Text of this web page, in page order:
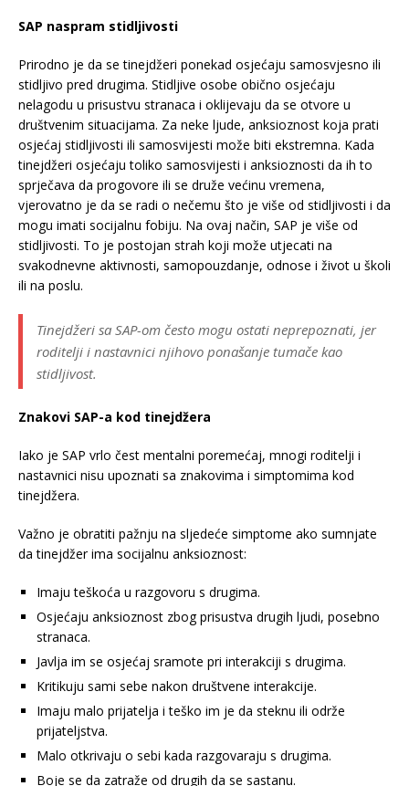
SAP naspram stidljivosti
Prirodno je da se tinejdžeri ponekad osjećaju samosvjesno ili
stidljivo pred drugima. Stidljive osobe obično osjećaju
nelagodu u prisustvu stranaca i oklijevaju da se otvore u
društvenim situacijama. Za neke ljude, anksioznost koja prati
osjećaj stidljivosti ili samosvijesti može biti ekstremna. Kada
tinejdžeri osjećaju toliko samosvijesti i anksioznosti da ih to
sprječava da progovore ili se druže većinu vremena,
vjerovatno je da se radi o nečemu što je više od stidljivosti i da
mogu imati socijalnu fobiju. Na ovaj način, SAP je više od
stidljivosti. To je postojan strah koji može utjecati na
svakodnevne aktivnosti, samopouzdanje, odnose i život u školi
ili na poslu.
Tinejdžeri sa SAP-om često mogu ostati neprepoznati, jer
roditelji i nastavnici njihovo ponašanje tumače kao
stidljivost.
Znakovi SAP-a kod tinejdžera
Iako je SAP vrlo čest mentalni poremećaj, mnogi roditelji i
nastavnici nisu upoznati sa znakovima i simptomima kod
tinejdžera.
Važno je obratiti pažnju na sljedeće simptome ako sumnjate
da tinejdžer ima socijalnu anksioznost:
Imaju teškoća u razgovoru s drugima.
Osjećaju anksioznost zbog prisustva drugih ljudi, posebno
stranaca.
Javlja im se osjećaj sramote pri interakciji s drugima.
Kritikuju sami sebe nakon društvene interakcije.
Imaju malo prijatelja i teško im je da steknu ili održe
prijateljstva.
Malo otkrivaju o sebi kada razgovaraju s drugima.
Boje se da zatraže od drugih da se sastanu.